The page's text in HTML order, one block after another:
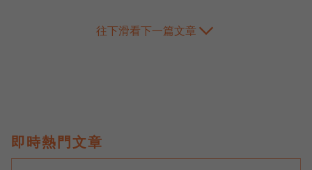
往下滑看下一篇文章
即時熱門文章